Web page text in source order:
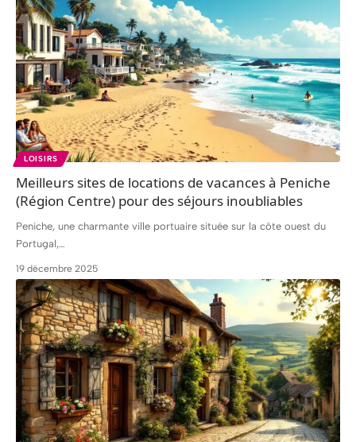
LOISIRS
Meilleurs sites de locations de vacances à Peniche
(Région Centre) pour des séjours inoubliables
Peniche, une charmante ville portuaire située sur la côte ouest du
Portugal,…
19 décembre 2025